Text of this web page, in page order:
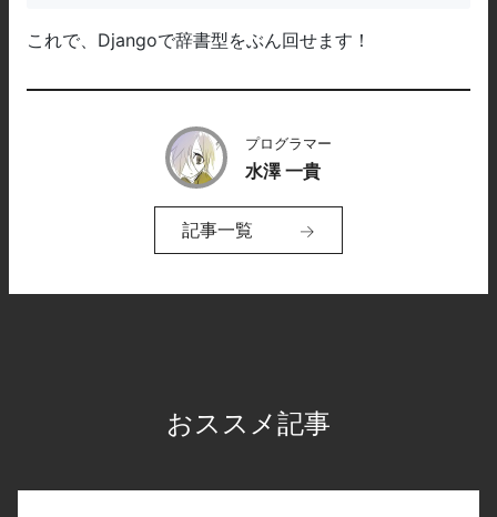
これで、Djangoで辞書型をぶん回せます！
プログラマー
水澤 一貴
記事一覧
おススメ記事